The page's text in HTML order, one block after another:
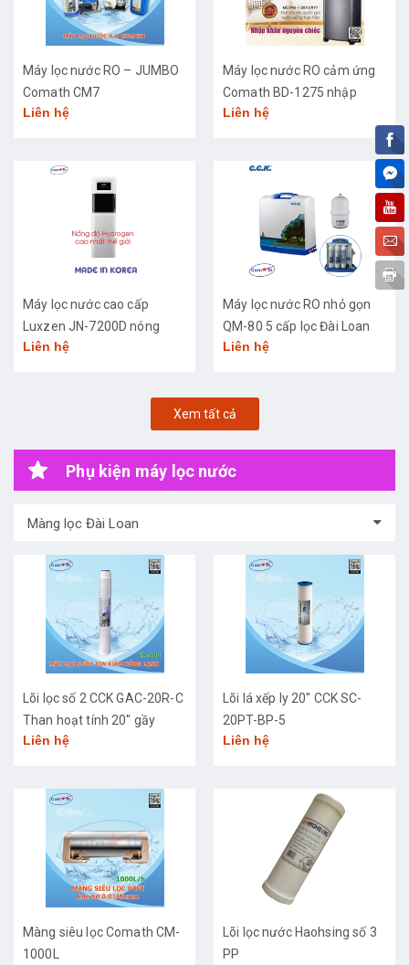
Máy lọc nước RO – JUMBO
Comath CM7
Liên hệ
Máy lọc nước RO cảm ứng
Comath BD-1275 nhập
khẩu cao cấp
Liên hệ
Máy lọc nước cao cấp
Luxzen JN-7200D nóng
lạnh
Liên hệ
Máy lọc nước RO nhỏ gọn
QM-80 5 cấp lọc Đài Loan
Liên hệ
Xem tất cả
Phụ kiện máy lọc nước
Màng lọc Đài Loan
Lõi lọc số 2 CCK GAC-20R-C
Than hoạt tính 20" gầy
Liên hệ
Lõi lá xếp ly 20" CCK SC-
20PT-BP-5
Liên hệ
Màng siêu lọc Comath CM-
1000L
Lõi lọc nước Haohsing số 3
PP